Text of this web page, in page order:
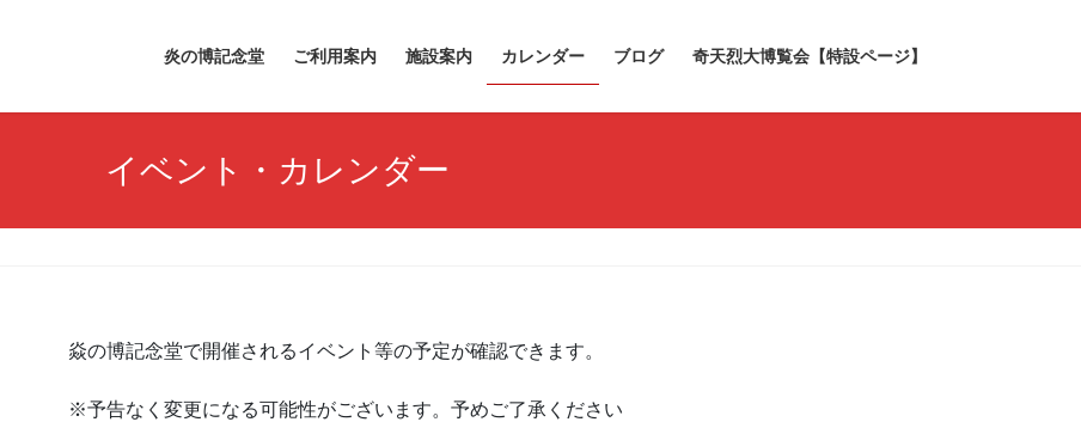
炎の博記念堂 ご利用案内 施設案内 カレンダー ブログ 奇天烈大博覧会【特設ページ】
イベント・カレンダー
焱の博記念堂で開催されるイベント等の予定が確認できます。
※予告なく変更になる可能性がございます。予めご了承ください